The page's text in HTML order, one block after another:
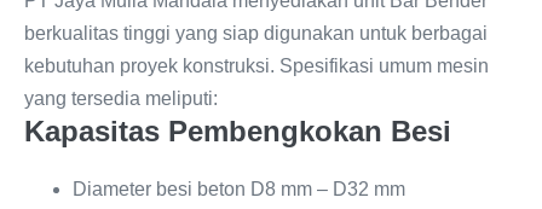
berkualitas tinggi yang siap digunakan untuk berbagai
kebutuhan proyek konstruksi. Spesifikasi umum mesin
yang tersedia meliputi:
Kapasitas Pembengkokan Besi
Diameter besi beton D8 mm – D32 mm